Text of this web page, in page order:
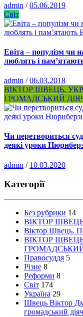
admin / 05.06.2019
Світ
Евіта – популізм чи
люблять і
admin / 06.03.2018
ВІКТОР ШВЕЦЬ.
ГРОМАДСЬКИЙ
Чи перетвориться
деякі уроки
admin / 10.03.2020
Категорії
Без рубрики 14
ВІКТОР
Віктор Швець.
ВІКТОР
ГРОМАДСЬКИЙ
Правосуддя 5
Різне 8
Реформи 8
Світ 174
Україна 29
Швець Віктор
громадський